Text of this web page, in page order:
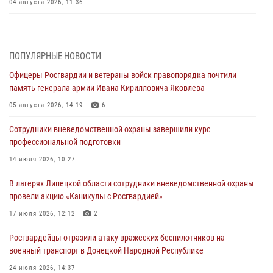
04 августа 2026, 11:36
04 августа 2026, 09:05
Росгвардия обеспечила безопасность граждан на праздновании
Дня ВДВ в Липецке
03 августа 2026, 13:43
Росгвардейцы обеспечили безопасность граждан в День Лев-
Толстовского района
03 августа 2026, 13:41
Росгвардия противодействует БПЛА ВСУ на южном направлении
(видео)
03 августа 2026, 13:39
ПОПУЛЯРНЫЕ НОВОСТИ
Офицеры Росгвардии и ветераны войск правопорядка почтили
память генерала армии Ивана Кирилловича Яковлева
05 августа 2026, 14:19 6
Сотрудники вневедомственной охраны завершили курс
профессиональной подготовки
14 июля 2026, 10:27
В лагерях Липецкой области сотрудники вневедомственной охраны
провели акцию «Каникулы с Росгвардией»
17 июля 2026, 12:12 2
Росгвардейцы отразили атаку вражеских беспилотников на
военный транспорт в Донецкой Народной Республике
24 июля 2026, 14:37